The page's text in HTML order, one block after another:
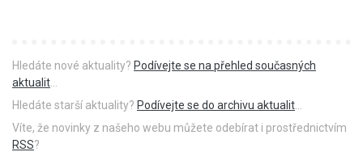
Hledáte nové aktuality? Podívejte se na přehled současných
aktualit
Hledáte starší aktuality? Podívejte se do archivu aktualit
Víte, že novinky z našeho webu můžete odebírat i prostřednictvím
RSS?